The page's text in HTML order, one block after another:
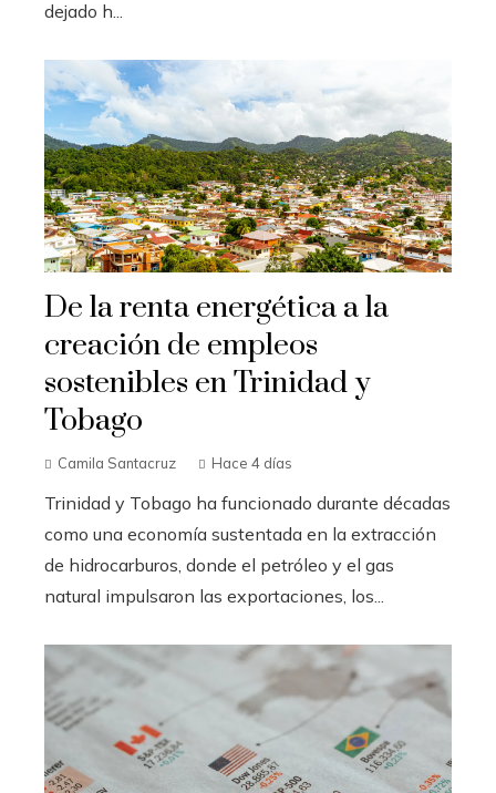
dejado h...
De la renta energética a la
creación de empleos
sostenibles en Trinidad y
Tobago
Camila Santacruz Hace 4 días
Trinidad y Tobago ha funcionado durante décadas
como una economía sustentada en la extracción
de hidrocarburos, donde el petróleo y el gas
natural impulsaron las exportaciones, los...